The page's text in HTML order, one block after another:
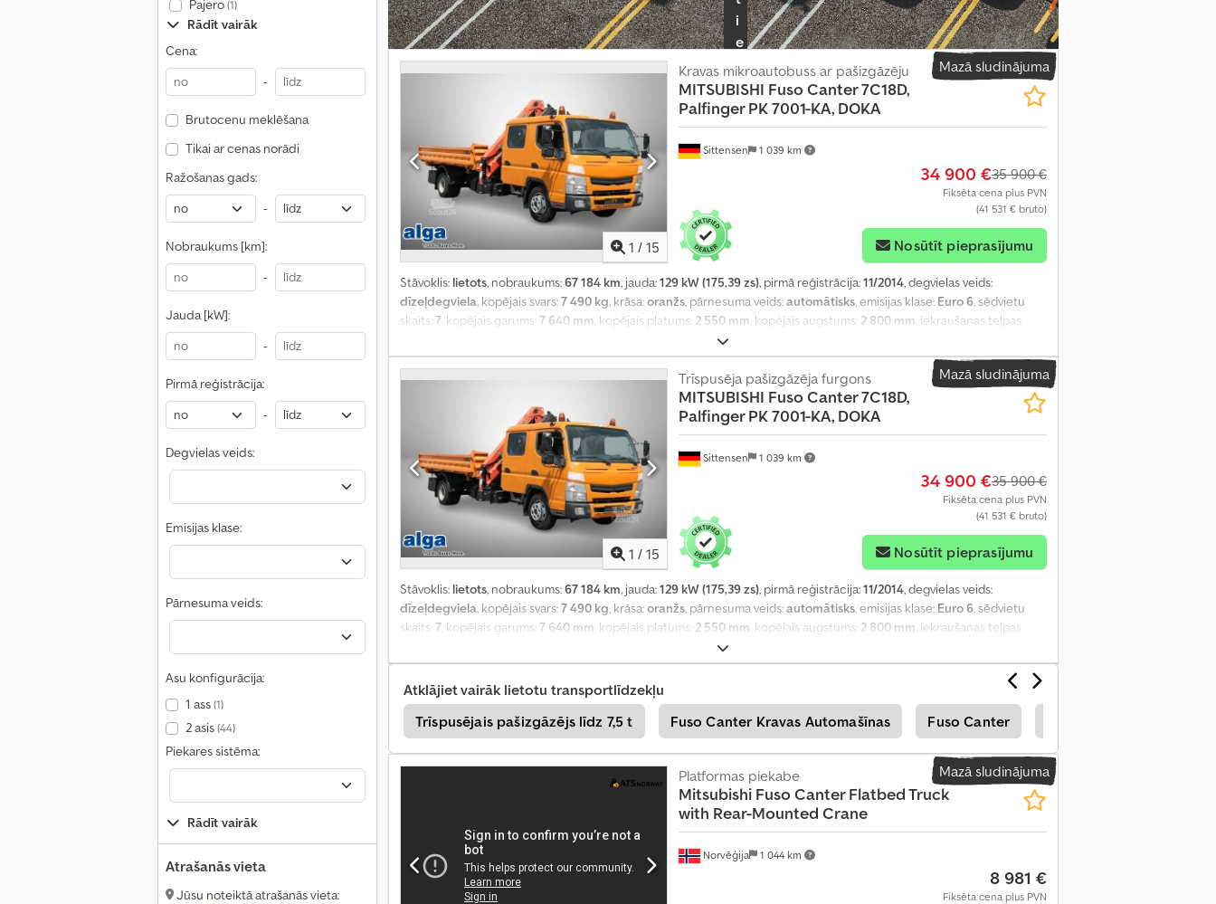
Pajero(1)
Rādīt vairāk
Cena:
-
Brutocenu meklēšana
Tikai ar cenas norādi
Ražošanas gads:
-
Nobraukums [km]:
-
Jauda [kW]:
-
Pirmā reģistrācija:
-
Degvielas veids:
Emisijas klase:
Pārnesuma veids:
Asu konfigurācija:
1 ass(1)
2 asis(44)
Piekares sistēma:
Rādīt vairāk
Atrašanās vieta
Jūsu noteiktā atrašanās vieta:
i
e
s
t
i
r
g
p
a
k
i
U
z
z
e
t
t
g
a
d
+
0
5
8
9
5
5
Mazā sludinājuma
1 / 15
Sittensen 1 039 km
Kravas mikroautobuss ar pašizgāzēju
MITSUBISHI Fuso Canter 7C18D,
Palfinger PK 7001-KA, DOKA
34 900 €35 900 €
Fiksēta cena plus PVN
(41 531 € bruto)
Nosūtīt pieprasījumu
Stāvoklis: lietots, nobraukums:67 184 km, jauda:129 kW (175,39 zs), pirmā reģistrācija:11/2014, degvielas veids:
dīzeļdegviela , kopējais svars:7 490 kg , krāsa:oranžs , pārnesuma veids:automātisks , emisijas klase: Euro 6 , sēdvietu
skaits:7 , kopējais garums:7 640 mm , kopējais platums: 2 550 mm , kopējais augstums: 2 800 mm , iekraušanas telpas
, iekraušanas vietas platums:
mm, Aprīkojums:ABS, celtnis, elektroniskā stabilitātes programma (ESP), gaisa kondicionēšana, stāvvietas sildītājs,
Mazā sludinājuma
1 / 15
Sittensen 1 039 km
Trīspusēja pašizgāzēja furgons
MITSUBISHI Fuso Canter 7C18D,
Palfinger PK 7001-KA, DOKA
34 900 €35 900 €
Fiksēta cena plus PVN
(41 531 € bruto)
Nosūtīt pieprasījumu
Stāvoklis: lietots, nobraukums:67 184 km, jauda:129 kW (175,39 zs), pirmā reģistrācija:11/2014, degvielas veids:
dīzeļdegviela, kopējais svars:7 490 kg, krāsa:oranžs, pārnesuma veids:automātisks, emisijas klase: Euro 6, sēdvietu
skaits:7, kopējais garums:7 640 mm, kopējais platums: 2 550 mm, kopējais augstums: 2 800 mm, iekraušanas telpas
, iekraušanas vietas platums:
mm, Aprīkojums:ABS, celtnis, elektroniskā stabilitātes programma (ESP), gaisa kondicionēšana, stāvvietas sildītājs,
Atklājiet vairāk lietotu transportlīdzekļu
Trīspusējais pašizgāzējs līdz 7,5 t
Fuso Canter Kravas Automašīnas Fuso Canter
Piaggio Ape Vans
Mazā sludinājuma
Norvēģija 1 044 km
Platformas piekabe
Mitsubishi Fuso Canter Flatbed Truck
with Rear-Mounted Crane
8 981 €
Fiksēta cena plus PVN